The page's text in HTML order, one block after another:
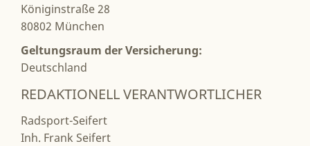
Königinstraße 28
80802 München
Geltungsraum der Versicherung:
Deutschland
REDAKTIONELL VERANTWORTLICHER
Radsport-Seifert
Inh. Frank Seifert